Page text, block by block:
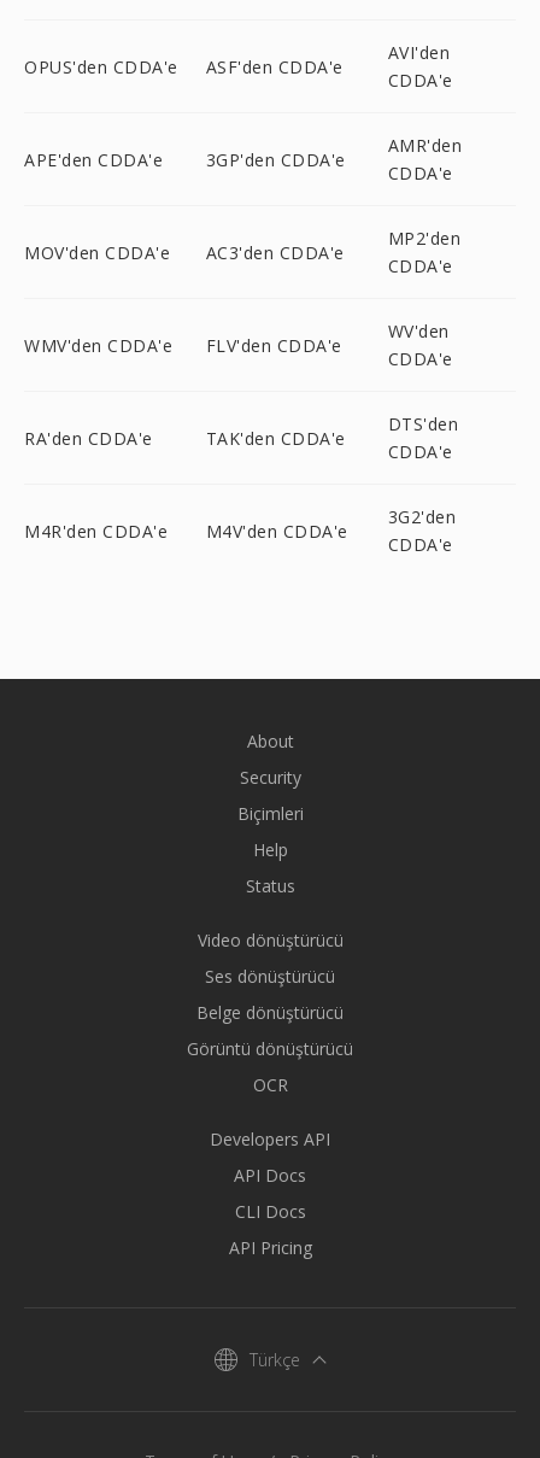
OPUS'den CDDA'e ASF'den CDDA'e
AVI'den
CDDA'e
APE'den CDDA'e 3GP'den CDDA'e
AMR'den
CDDA'e
MOV'den CDDA'e AC3'den CDDA'e
MP2'den
CDDA'e
WMV'den CDDA'e FLV'den CDDA'e
WV'den
CDDA'e
RA'den CDDA'e TAK'den CDDA'e
DTS'den
CDDA'e
M4R'den CDDA'e M4V'den CDDA'e
3G2'den
CDDA'e
About
Security
Biçimleri
Help
Status
Video dönüştürücü
Ses dönüştürücü
Belge dönüştürücü
Görüntü dönüştürücü
OCR
Developers API
API Docs
CLI Docs
API Pricing
Türkçe